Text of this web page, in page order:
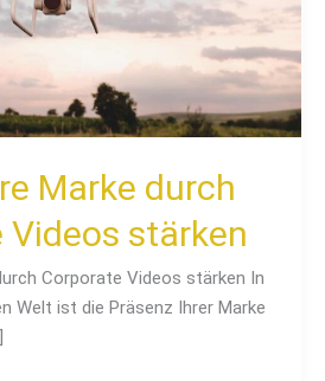
Marke durch
Videos stärken
Corporate Videos stärken In
Welt ist die Präsenz Ihrer Marke